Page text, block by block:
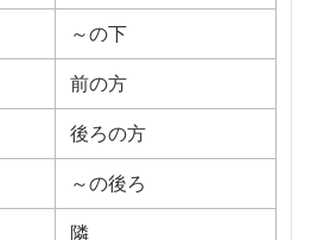
～の下
前の方
後ろの方
～の後ろ
隣